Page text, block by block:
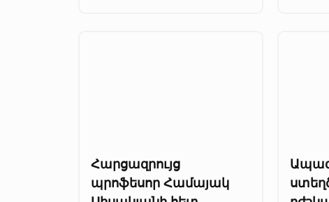
Հարցազրույց
պրոֆեսոր Համայակ